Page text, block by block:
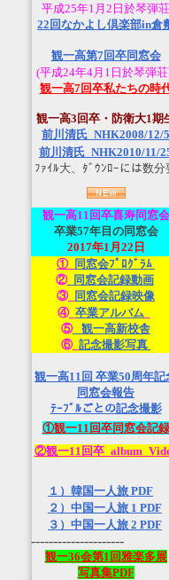
平成25年1月2日於琴弾荘
22回なかよし倶楽部in倉
観一高第7回卒同窓会
(平成24年4月1日於琴弾
観一高7回卒私たちの時
観一高3回卒・防衛大1期
前川清氏_NHK2008/12/5
前川清氏_NHK2010/11/
ﾌｧｲﾙ大、ﾀﾞｳﾝﾛｰには数分
観一高11回卒喜寿同窓会
卒業57年目の同窓会
2017年1月22日
①_ 同窓会ﾌﾟﾛｸﾞﾗﾑ
②_同窓会記録動画
③_ 同窓会記録映像
④_ 卒業アルバム
⑤_観一高新校舎
⑥_ 記念撮影写真
観一高11回 卒業50周年記
同窓会報告
ﾃｰﾌﾞﾙごとの記念撮影
①観一11回卒同窓会記録
②観一11回卒
１）韓国一人旅 PDF
２）中国一人旅 1 PDF
３）中国一人旅 2 PDF
---------------------
観一36会第1回雅楽多展
写真集PDF